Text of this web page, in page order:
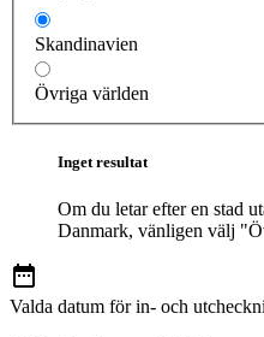
Skandinavien
Övriga världen
Inget resultat
Om du letar efter en stad
Danmark, vänligen välj
Valda datum för in- och